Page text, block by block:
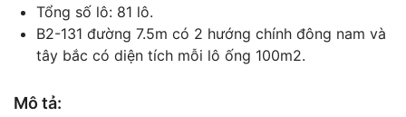
Tổng số lô: 81 lô.
B2-131 đường 7.5m có 2 hướng chính đông nam và
tây bắc có diện tích mỗi lô ống 100m2.
Mô tả: